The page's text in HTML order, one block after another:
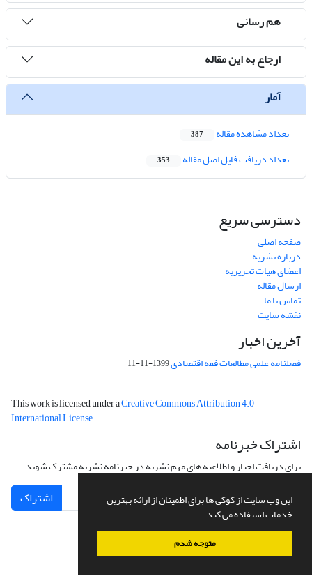
این وب سایت از کوکی ها برای اطمینان از ارائه بهترین
خدمات استفاده می کند.
متوجه شدم
هم رسانی
ارجاع به این مقاله
آمار
تعداد مشاهده مقاله 387
تعداد دریافت فایل اصل مقاله 353
دسترسی سریع
صفحه اصلی
درباره نشریه
اعضای هیات تحریریه
ارسال مقاله
تماس با ما
نقشه سایت
آخرین اخبار
فصلنامه علمی مطالعات فقه اقتصادی1399-11-11
This work is licensed under aCreative Commons Attribution 4.0
International License
اشتراک خبرنامه
برای دریافت اخبار و اطلاعیه های مهم نشریه در خبرنامه نشریه مشترک شوید.
اشتراک
سامانه مدیریت نشریات علمی.طراحی و پیاده سازی ازسیناوب